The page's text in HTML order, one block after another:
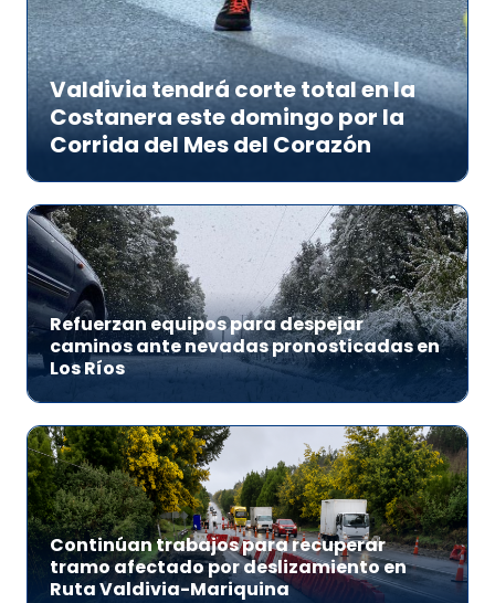
Valdivia tendrá corte total en la
Costanera este domingo por la
Corrida del Mes del Corazón
Refuerzan equipos para despejar
caminos ante nevadas pronosticadas en
Los Ríos
Continúan trabajos para recuperar
tramo afectado por deslizamiento en
Ruta Valdivia-Mariquina